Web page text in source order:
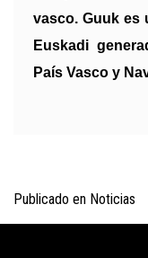
vasco. Guuk es
Euskadi
País Vasco y
Publicado en Noticias